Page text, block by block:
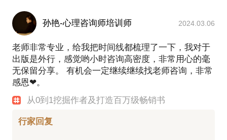
根据不同类型图书、不同特质作者，制定相应的推广
计划，严格控制成本，杜绝无效投放。可落实全国二
十个主要城市近百家传统媒体的发稿，公号大号的导
流。提供各地签售城市选择、书店选择、联系等解决
方案。
更有利的谈判结果
各大出版方针对不同级别作者版本合同的数据库；雇
孙艳-心理咨询师培训师 2024.03.06
老师非常专业，给我把时间线都梳理了一下，我对于
出版是外行，感觉哟小时咨询高密度，非常用心的毫
无保留分享。 有机会一定继续继续找老师咨询，非常
感恩❤。
从0到1挖掘作者及打造百万级畅销书
行家回复